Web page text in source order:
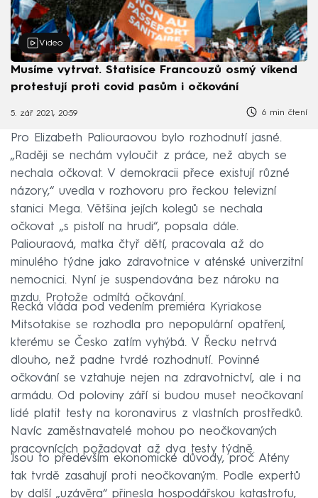
Video
Musíme vytrvat. Statisíce Francouzů osmý víkend
protestují proti covid pasům i očkování
5. zář 2021, 20:59 6 min čtení
Pro Elizabeth Paliouraovou bylo rozhodnutí jasné.
„Raději se nechám vyloučit z práce, než abych se
nechala očkovat. V demokracii přece existují různé
názory,“ uvedla v rozhovoru pro řeckou televizní
stanici Mega. Většina jejích kolegů se nechala
očkovat „s pistolí na hrudi“, popsala dále.
Paliouraová, matka čtyř dětí, pracovala až do
minulého týdne jako zdravotnice v aténské univerzitní
nemocnici. Nyní je suspendována bez nároku na
mzdu. Protože odmítá očkování.
Řecká vláda pod vedením premiéra Kyriakose
Mitsotakise se rozhodla pro nepopulární opatření,
kterému se Česko zatím vyhýbá. V Řecku netrvá
dlouho, než padne tvrdé rozhodnutí. Povinné
očkování se vztahuje nejen na zdravotnictví, ale i na
armádu. Od poloviny září si budou muset neočkovaní
lidé platit testy na koronavirus z vlastních prostředků.
Navíc zaměstnavatelé mohou po neočkovaných
pracovnících požadovat až dva testy týdně.
Jsou to především ekonomické důvody, proč Atény
tak tvrdě zasahují proti neočkovaným. Podle expertů
by další „uzávěra“ přinesla hospodářskou katastrofu,